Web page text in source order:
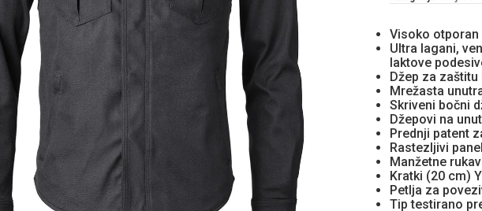
Visoko otporan
Ultra lagani,
laktove
Džep za zaštitu
Mrežasta
Skriveni bočni
Džepovi na
Prednji patent
Rastezljivi
Manžetne
Kratki (20 cm)
Petlja za
Tip testirano